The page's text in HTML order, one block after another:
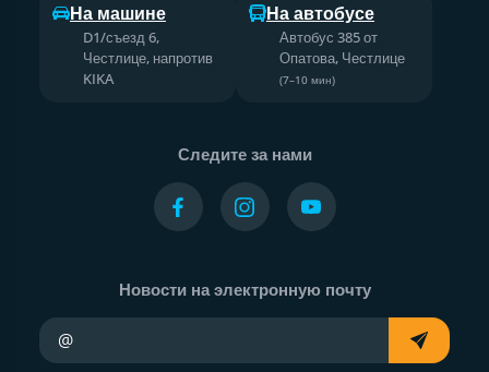
На машине
D1/съезд 6,
Честлице, напротив
KIKA
На автобусе
Автобус 385 от
Опатова, Честлице
(7–10 мин)
Следите за нами
Новости на электронную почту